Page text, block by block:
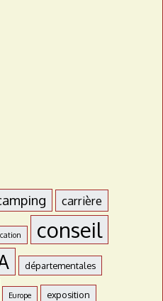
carrière
conseil
départementales
Europe exposition